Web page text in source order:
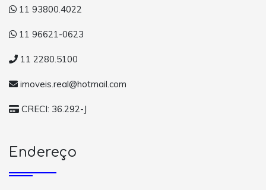
11 93800.4022
11 96621-0623
11 2280.5100
imoveis.real@hotmail.com
CRECI: 36.292-J
Endereço